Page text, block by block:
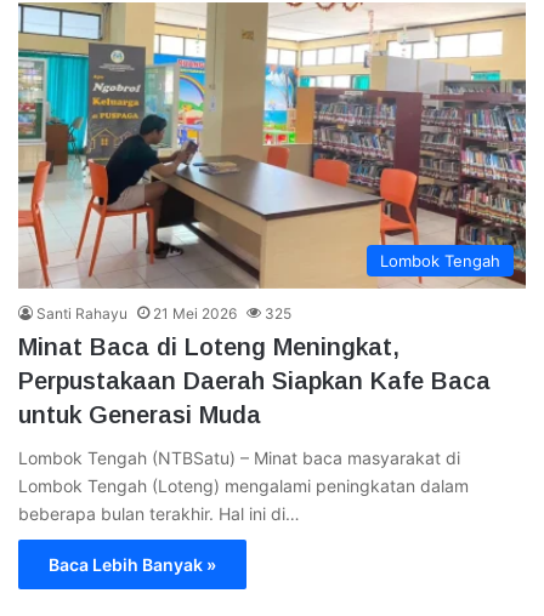
Lombok Tengah
Santi Rahayu 21 Mei 2026 325
Minat Baca di Loteng Meningkat,
Perpustakaan Daerah Siapkan Kafe Baca
untuk Generasi Muda
Lombok Tengah (NTBSatu) – Minat baca masyarakat di
Lombok Tengah (Loteng) mengalami peningkatan dalam
beberapa bulan terakhir. Hal ini di…
Baca Lebih Banyak »